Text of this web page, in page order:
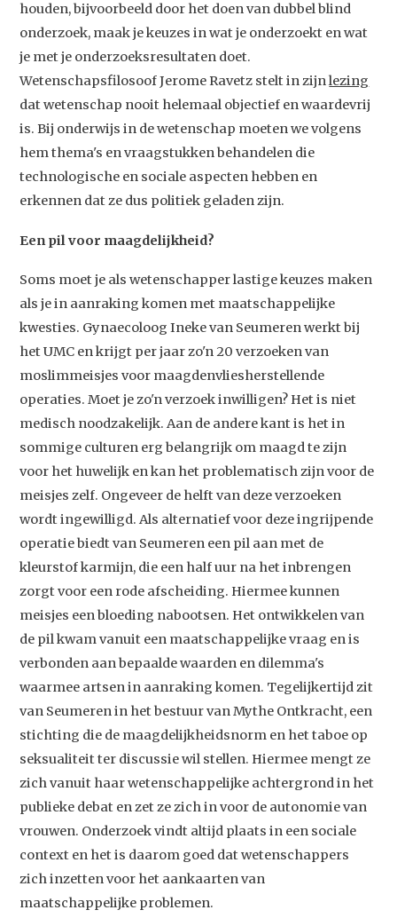
houden, bijvoorbeeld door het doen van dubbel blind
onderzoek, maak je keuzes in wat je onderzoekt en wat
je met je onderzoeksresultaten doet.
Wetenschapsfilosoof Jerome Ravetz stelt in zijnlezing
dat wetenschap nooit helemaal objectief en waardevrij
is. Bij onderwijs in de wetenschap moeten we volgens
hem thema's en vraagstukken behandelen die
technologische en sociale aspecten hebben en
erkennen dat ze dus politiek geladen zijn.
Een pil voor maagdelijkheid?
Soms moet je als wetenschapper lastige keuzes maken
als je in aanraking komen met maatschappelijke
kwesties. Gynaecoloog Ineke van Seumeren werkt bij
het UMC en krijgt per jaar zo'n 20 verzoeken van
moslimmeisjes voor maagdenvliesherstellende
operaties. Moet je zo'n verzoek inwilligen? Het is niet
medisch noodzakelijk. Aan de andere kant is het in
sommige culturen erg belangrijk om maagd te zijn
voor het huwelijk en kan het problematisch zijn voor de
meisjes zelf. Ongeveer de helft van deze verzoeken
wordt ingewilligd. Als alternatief voor deze ingrijpende
operatie biedt van Seumeren een pil aan met de
kleurstof karmijn, die een half uur na het inbrengen
zorgt voor een rode afscheiding. Hiermee kunnen
meisjes een bloeding nabootsen. Het ontwikkelen van
de pil kwam vanuit een maatschappelijke vraag en is
verbonden aan bepaalde waarden en dilemma's
waarmee artsen in aanraking komen. Tegelijkertijd zit
van Seumeren in het bestuur van Mythe Ontkracht, een
stichting die de maagdelijkheidsnorm en het taboe op
seksualiteit ter discussie wil stellen. Hiermee mengt ze
zich vanuit haar wetenschappelijke achtergrond in het
publieke debat en zet ze zich in voor de autonomie van
vrouwen. Onderzoek vindt altijd plaats in een sociale
context en het is daarom goed dat wetenschappers
zich inzetten voor het aankaarten van
maatschappelijke problemen.